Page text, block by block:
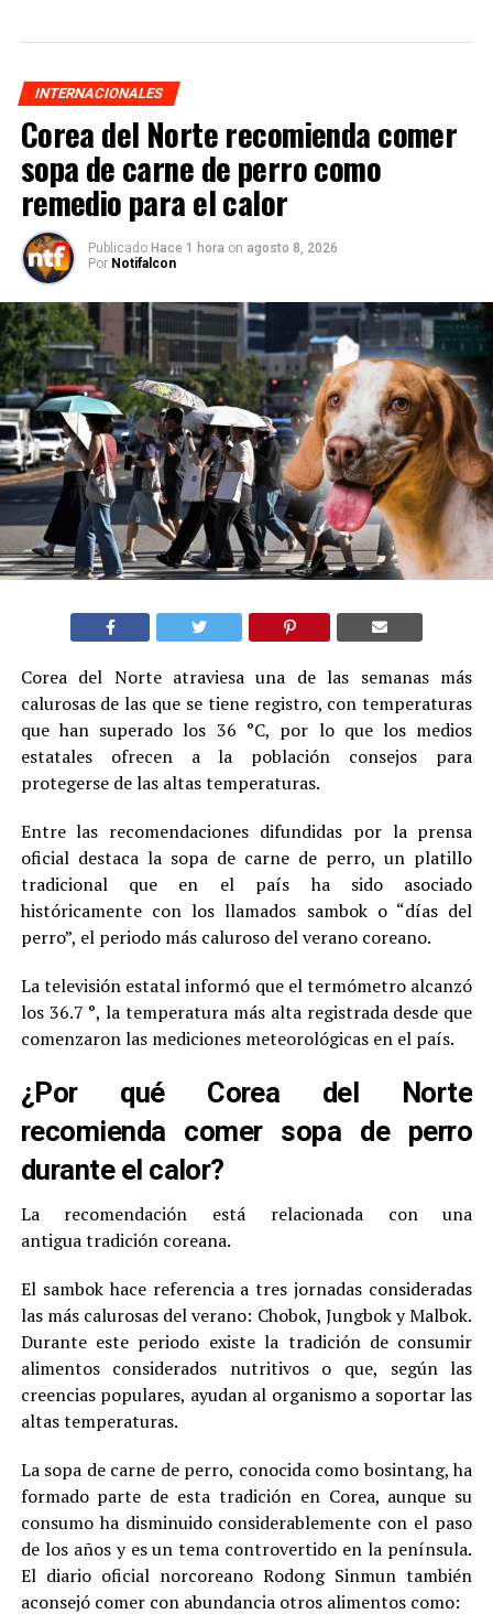
INTERNACIONALES
Corea del Norte recomienda comer
sopa de carne de perro como
remedio para el calor
Publicado Hace 1 hora on agosto 8, 2026
Por Notifalcon
Corea del Norte atraviesa una de las semanas más
calurosas de las que se tiene registro, con temperaturas
que han superado los 36 °C, por lo que los medios
estatales ofrecen a la población consejos para
protegerse de las altas temperaturas.
Entre las recomendaciones difundidas por la prensa
oficial destaca la sopa de carne de perro, un platillo
tradicional que en el país ha sido asociado
históricamente con los llamados sambok o “días del
perro”, el periodo más caluroso del verano coreano.
La televisión estatal informó que el termómetro alcanzó
los 36.7 °, la temperatura más alta registrada desde que
comenzaron las mediciones meteorológicas en el país.
¿Por qué Corea del Norte
recomienda comer sopa de perro
durante el calor?
La recomendación está relacionada con una
antigua tradición coreana.
El sambok hace referencia a tres jornadas consideradas
las más calurosas del verano: Chobok, Jungbok y Malbok.
Durante este periodo existe la tradición de consumir
alimentos considerados nutritivos o que, según las
creencias populares, ayudan al organismo a soportar las
altas temperaturas.
La sopa de carne de perro, conocida como bosintang, ha
formado parte de esta tradición en Corea, aunque su
consumo ha disminuido considerablemente con el paso
de los años y es un tema controvertido en la península.
El diario oficial norcoreano Rodong Sinmun también
aconsejó comer con abundancia otros alimentos como: